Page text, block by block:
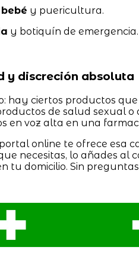
y puericultura.
y botiquín de emergencia.
y discreción absoluta
hay ciertos productos
de salud sexual o
en voz alta en una
online te ofrece esa
necesitas, lo añades al
tu domicilio. Sin